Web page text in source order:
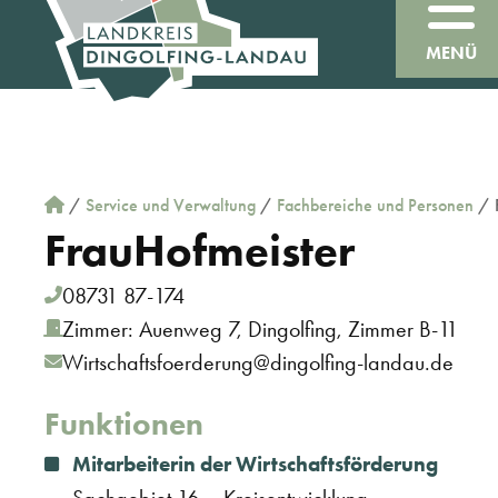
MENÜ
/ Service und Verwaltung / Fachbereiche und Personen /
FrauHofmeister
08731 87-174
Zimmer: Auenweg 7, Dingolfing, Zimmer B-11
Wirtschaftsfoerderung@dingolfing-landau.de
Funktionen
Mitarbeiterin der Wirtschaftsförderung